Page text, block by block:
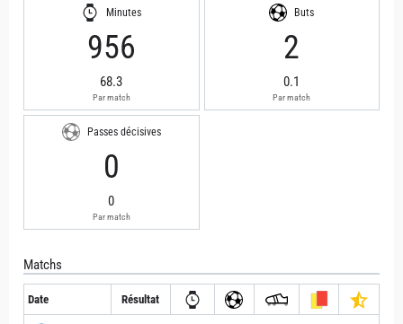
Minutes
956
68.3
Par match
Buts
2
0.1
Par match
Passes décisives
0
0
Par match
Matchs
Date Résultat